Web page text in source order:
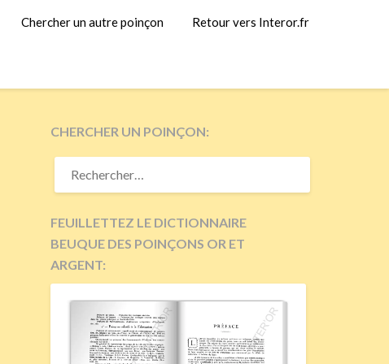
Chercher un autre poinçon Retour vers Interor.fr
CHERCHER UN POINÇON:
RECHERCHER :
FEUILLETTEZ LE DICTIONNAIRE
BEUQUE DES POINÇONS OR ET
ARGENT: